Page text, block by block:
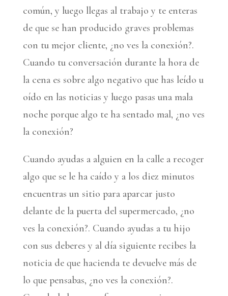
común, y luego llegas al trabajo y te enteras
de que se han producido graves problemas
con tu mejor cliente, ¿no ves la conexión?.
Cuando tu conversación durante la hora de
la cena es sobre algo negativo que has leído u
oído en las noticias y luego pasas una mala
noche porque algo te ha sentado mal, ¿no ves
la conexión?
Cuando ayudas a alguien en la calle a recoger
algo que se le ha caído y a los diez minutos
encuentras un sitio para aparcar justo
delante de la puerta del supermercado, ¿no
ves la conexión?. Cuando ayudas a tu hijo
con sus deberes y al día siguiente recibes la
noticia de que hacienda te devuelve más de
lo que pensabas, ¿no ves la conexión?.